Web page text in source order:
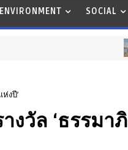
SOCIAL
TRAVEL
งปี’
งวัล ‘ธรรมาภิ